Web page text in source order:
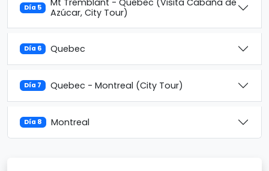
Día 5
Mt Tremblant - Quebec (Visita Cabaña de
Azúcar, City Tour)
Día 6 Quebec
Día 7 Quebec - Montreal (City Tour)
Día 8 Montreal